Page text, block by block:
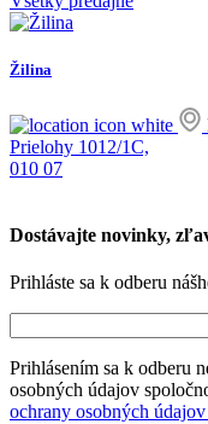
Žilina
Prielohy 1012/1C,
010 07
Dostávajte novinky,
Prihláste sa k odberu
Prihlásením sa k odberu
osobných údajov
ochrany osobných údajov